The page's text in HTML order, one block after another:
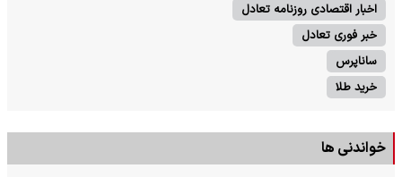
اخبار اقتصادی روزنامه تعادل
خبر فوری تعادل
ساناپرس
خرید طلا
خواندنی ها